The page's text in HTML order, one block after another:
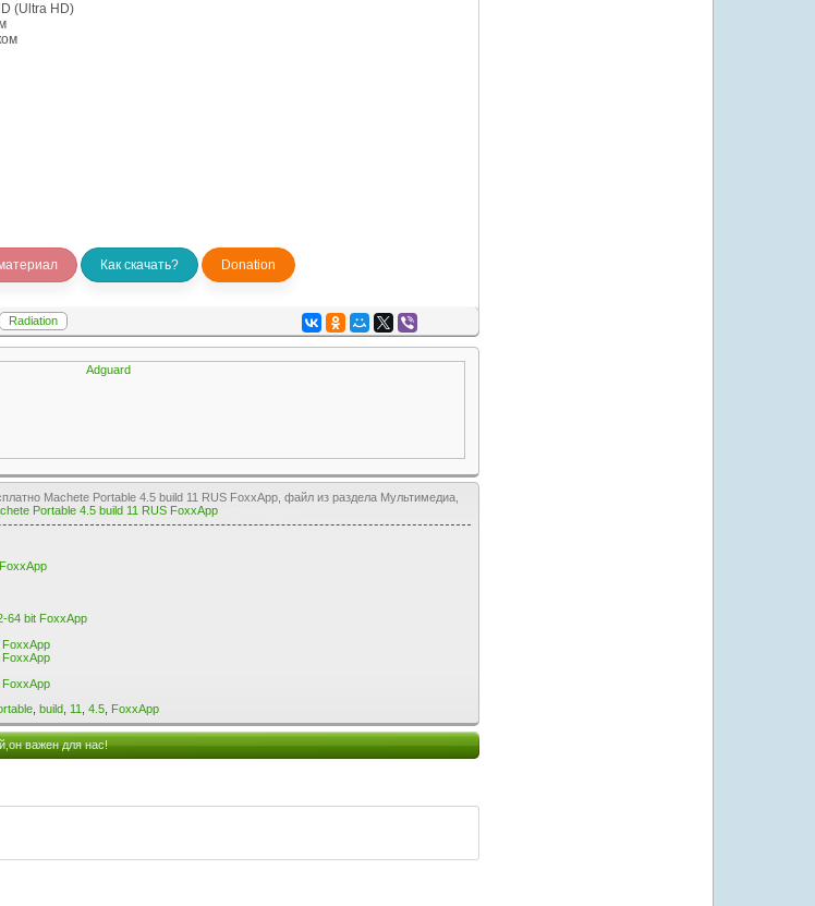
(Ultra HD)
Как скачать? Donation
Radiation
Machete Portable 4.5 build 11 RUS FoxxApp, файл из раздела Мультимедиа,
Portable 4.5 build 11 RUS FoxxApp
64 bit FoxxApp
FoxxApp
FoxxApp
FoxxApp
, build, 11 4.5, FoxxApp
важен для нас!